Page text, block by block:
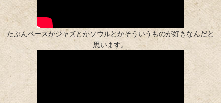
たぶんベースがジャズとかソウルとかそういうものが好きなんだと
思います。